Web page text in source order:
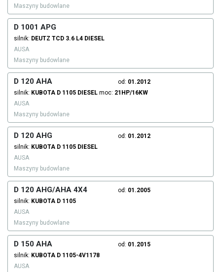
Maszyny budowlane
D 1001 APG
silnik: DEUTZ TCD 3.6 L4 DIESEL
AUSA
Maszyny budowlane
D 120 AHA od: 01.2012
silnik: KUBOTA D 1105 DIESEL moc: 21HP/16KW
AUSA
Maszyny budowlane
D 120 AHG od: 01.2012
silnik: KUBOTA D 1105 DIESEL
AUSA
Maszyny budowlane
D 120 AHG/AHA 4X4 od: 01.2005
silnik: KUBOTA D 1105
AUSA
Maszyny budowlane
D 150 AHA od: 01.2015
silnik: KUBOTA D 1105-4V1178
AUSA